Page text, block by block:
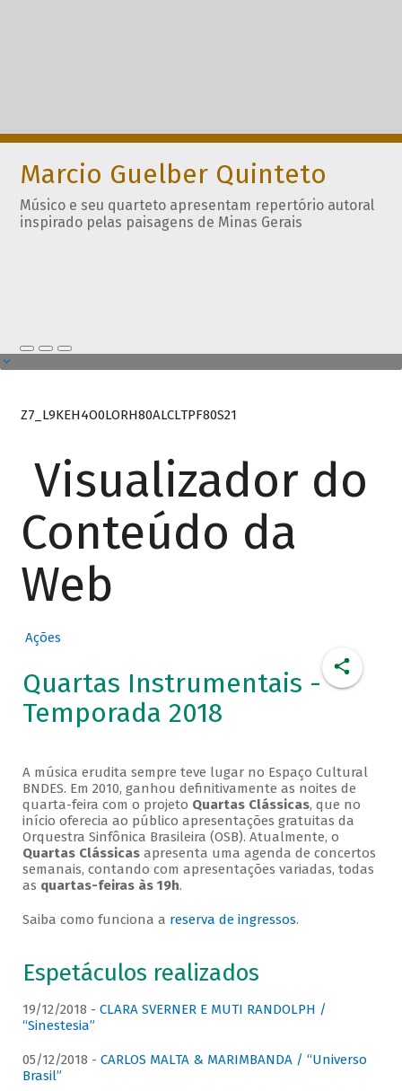
Marcio Guelber Quinteto
Músico e seu quarteto apresentam repertório autoral
inspirado pelas paisagens de Minas Gerais
Z7_L9KEH4O0LORH80ALCLTPF80S21
Visualizador do
Conteúdo da
Web
Ações
Quartas Instrumentais -
Temporada 2018
A música erudita sempre teve lugar no Espaço Cultural
BNDES. Em 2010, ganhou definitivamente as noites de
quarta-feira com o projeto Quartas Clássicas, que no
início oferecia ao público apresentações gratuitas da
Orquestra Sinfônica Brasileira (OSB). Atualmente, o
Quartas Clássicasapresenta uma agenda de concertos
semanais, contando com apresentações variadas, todas
as quartas-feiras às 19h.
Saiba como funciona a reserva de ingressos.
Espetáculos realizados
19/12/2018 - CLARA SVERNER E MUTI RANDOLPH /
“Sinestesia”
05/12/2018 - CARLOS MALTA & MARIMBANDA / “Universo
Brasil”